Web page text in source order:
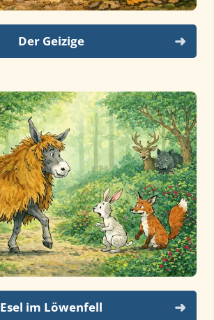
Der Geizige
Esel im Löwenfell